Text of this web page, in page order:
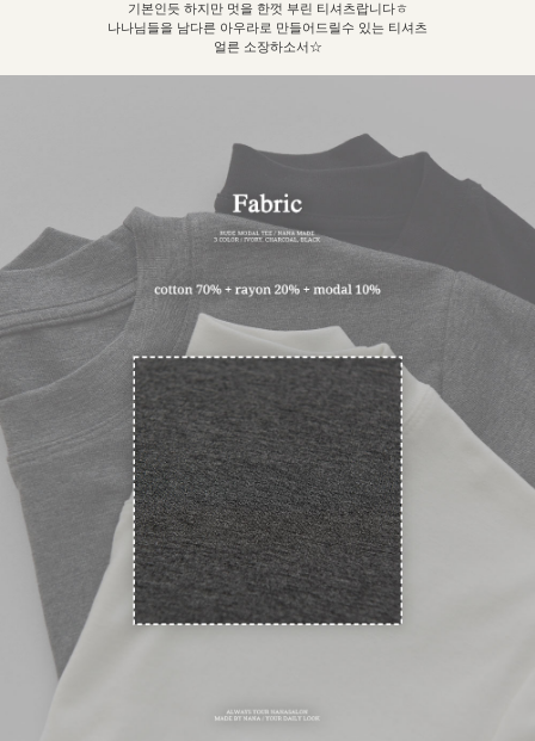
기본인듯 하지만 멋을 한껏 부린 티셔츠랍니다ㅎ
나나님들을 남다른 아우라로 만들어드릴수 있는 티셔츠
얼른 소장하소서☆